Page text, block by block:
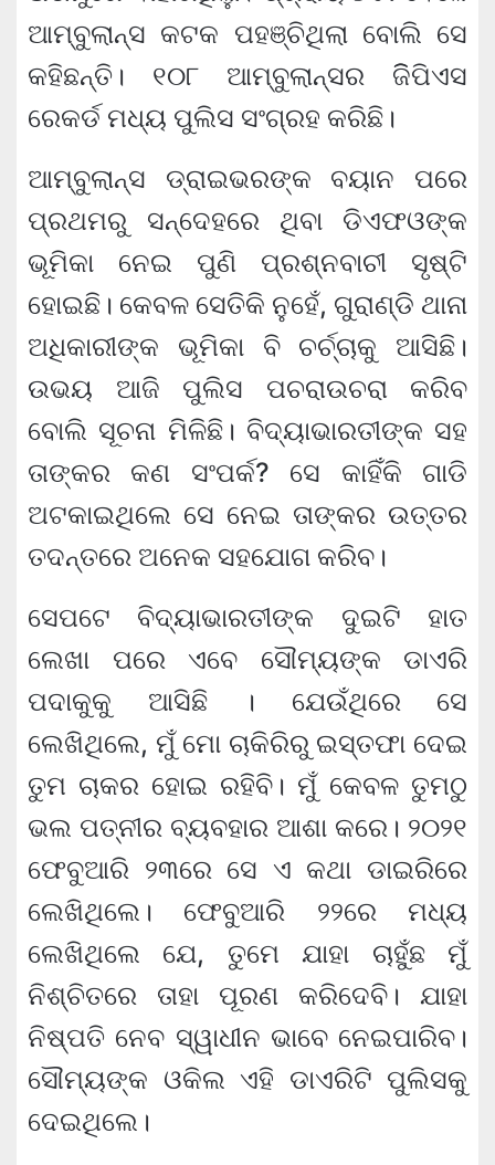
ଆମ୍ବୁଲାନ୍ସ କଟକ ପହଞ୍ଚିଥିଲା ବୋଲି ସେ
କହିଛନ୍ତି। ୧୦୮ ଆମ୍ବୁଲାନ୍ସର ଜିିପିଏସ
ରେକର୍ଡ ମଧ୍ୟ ପୁଲିସ ସଂଗ୍ରହ କରିଛି।
ଆମ୍ବୁଲାନ୍ସ ଡ୍ରାଇଭରଙ୍କ ବୟାନ ପରେ
ପ୍ରଥମରୁ ସନ୍ଦେହରେ ଥିବା ଡିଏଫଓଙ୍କ
ଭୂମିକା ନେଇ ପୁଣି ପ୍ରଶ୍ନବାଚୀ ସୃଷ୍ଟି
ହୋଇଛି। କେବଳ ସେତିକି ନୁହେଁ, ଗୁରାଣ୍ଡି ଥାନା
ଅଧିକାରୀଙ୍କ ଭୂମିକା ବି ଚର୍ଚ୍ଚାକୁ ଆସିଛି।
ଉଭୟ ଆଜି ପୁଲିସ ପଚରାଉଚରା କରିବ
ବୋଲି ସୂଚନା ମିଳିଛି। ବିଦ୍ୟାଭାରତୀଙ୍କ ସହ
ତାଙ୍କର କଣ ସଂପର୍କ? ସେ କାହିଁକି ଗାଡି
ଅଟକାଇଥିଲେ ସେ ନେଇ ତାଙ୍କର ଉତ୍ତର
ତଦନ୍ତରେ ଅନେକ ସହଯୋଗ କରିବ।
ସେପଟେ ବିଦ୍ୟାଭାରତୀଙ୍କ ଦୁଇଟି ହାତ
ଲେଖା ପରେ ଏବେ ସୌମ୍ୟଙ୍କ ଡାଏରି
ପଦାକୁକୁ ଆସିଛି । ଯେଉଁଥିରେ ସେ
ଲେଖିଥିଲେ, ମୁଁ ମୋ ଚାକିରିରୁ ଇସ୍ତଫା ଦେଇ
ତୁମ ଚାକର ହୋଇ ରହିବି। ମୁଁ କେବଳ ତୁମଠୁ
ଭଲ ପତ୍ନୀର ବ୍ୟବହାର ଆଶା କରେ। ୨୦୨୧
ଫେବୁଆରି ୨୩ରେ ସେ ଏ କଥା ଡାଇରିରେ
ଲେଖିଥିଲେ। ଫେବୁଆରି ୨୨ରେ ମଧ୍ୟ
ଲେଖିଥିଲେ ଯେ, ତୁମେ ଯାହା ଚାହୁଁଛ ମୁଁ
ନିଶ୍ଚିତରେ ତାହା ପୂରଣ କରିଦେବି। ଯାହା
ନିଷ୍ପତି ନେବ ସ୍ୱାଧୀନ ଭାବେ ନେଇପାରିବ।
ସୌମ୍ୟଙ୍କ ଓକିଲ ଏହି ଡାଏରିଟି ପୁଲିସକୁ
ଦେଇଥିଲେ।